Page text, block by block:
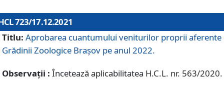
723/17.12.2021
Titlu: Aprobarea cuantumului veniturilor proprii aferente
Grădinii Zoologice Braşov pe anul 2022.
Observații : Încetează aplicabilitatea H.C.L. nr. 563/2020.